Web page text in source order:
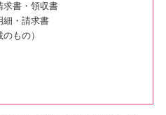
求書・領収書
細・請求書
もの）